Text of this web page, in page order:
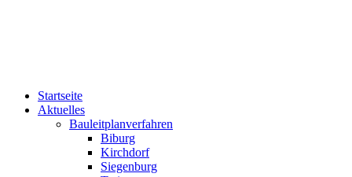
Startseite
Aktuelles
Bauleitplanverfahren
Biburg
Kirchdorf
Siegenburg